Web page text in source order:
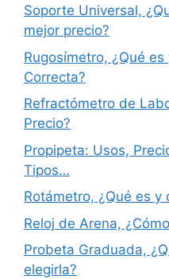
Soporte Universal,
mejor precio?
Rugosímetro, ¿Qué
Correcta?
Refractómetro de
Precio?
Propipeta: Usos,
Tipos…
Rotámetro, ¿Qué es y
Reloj de Arena,
Probeta Graduada,
elegirla?